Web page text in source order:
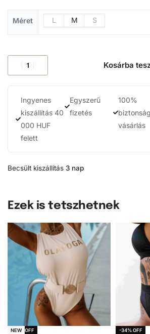
Méret L M S
Kosárba
Ingyenes
kiszállítás 40
000 HUF
felett
Egyszerű
fizetés
100%
vásárlás
Becsült kiszállítás 3 nap
Ezek is tetszhetnek
-39% OFF
NEW -34% OFF